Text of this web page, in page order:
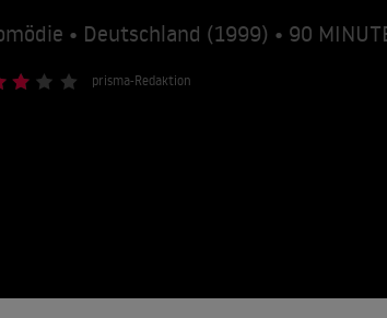
• Deutschland (1999) • 90
prisma-Redaktion